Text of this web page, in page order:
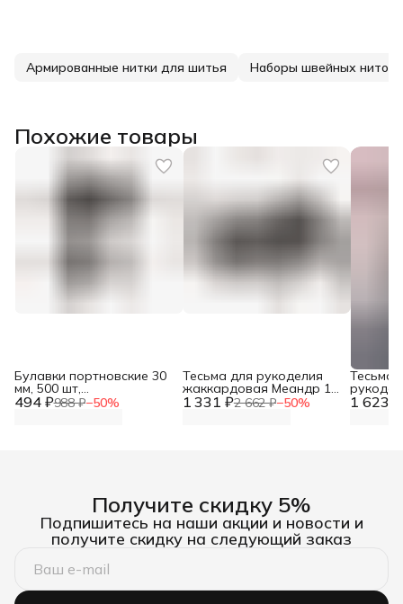
Армированные нитки для шитья Наборы швейных ниток
Похожие товары
494 ₽988 ₽−50%
Булавки портновские 30
мм, 500 шт,
Mostochelegmash 1 331 ₽2 662 ₽−50%
Тесьма для рукоделия
жаккардовая Меандр 15
мм x 25 м, Айрис 1 623 ₽
Тесьма
Получите скидку 5%
Подпишитесь на наши акции и новости и
получите скидку на следующий заказ